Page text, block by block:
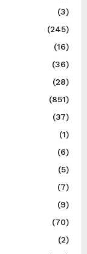
(3)
(245)
(16)
(36)
(28)
(851)
(37)
(1)
(6)
(5)
(7)
(9)
(70)
(2)